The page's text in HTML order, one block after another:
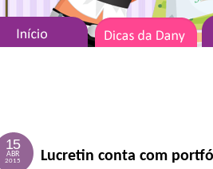
15
ABR
2015
Lucretin conta com